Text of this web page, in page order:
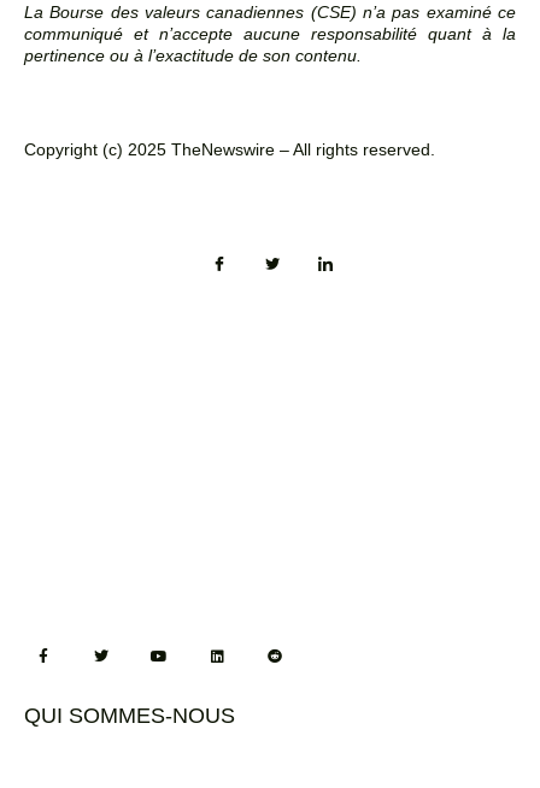
La Bourse des valeurs canadiennes (CSE) n’a pas examiné ce
communiqué et n’accepte aucune responsabilité quant à la
pertinence ou à l’exactitude de son contenu.
Copyright (c) 2025 TheNewswire – All rights reserved.
QUI SOMMES-NOUS